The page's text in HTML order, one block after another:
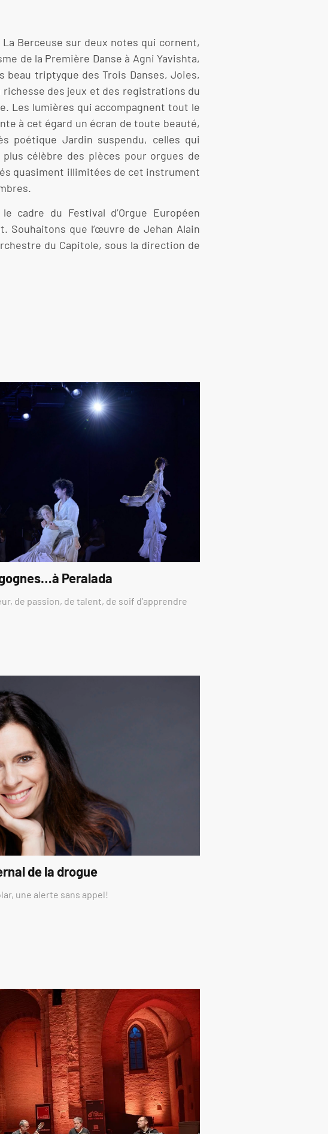
Berceuse sur deux notes qui cornent,
de la Première Danse à Agni Yavishta,
triptyque des Trois Danses, Joies,
des jeux et des registrations du
Les lumières qui accompagnent tout le
à cet égard un écran de toute beauté,
poétique Jardin suspendu, celles qui
célèbre des pièces pour orgues de
quasiment illimitées de cet instrument
cadre du Festival d’Orgue Européen
Souhaitons que l’œuvre de Jehan Alain
du Capitole, sous la direction de
Peralada
de passion, de talent, de soif d’apprendre
de la drogue
une alerte sans appel!